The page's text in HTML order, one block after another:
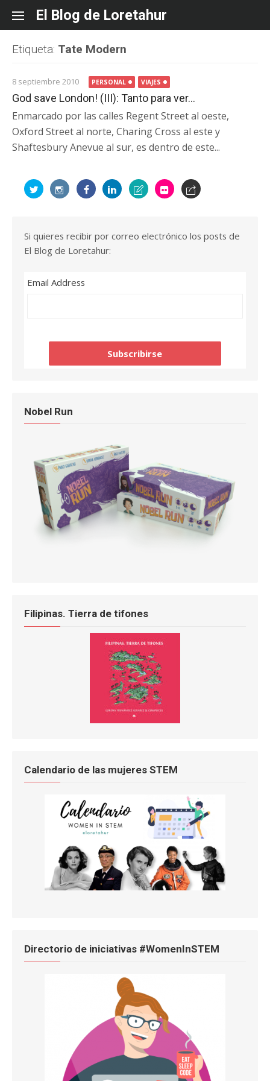
content
El Blog de Loretahur
Etiqueta: Tate Modern
8 septiembre 2010 PERSONAL VIAJES
God save London! (III): Tanto para ver…
Enmarcado por las calles Regent Street al oeste,
Oxford Street al norte, Charing Cross al este y
Shaftesbury Anevue al sur, es dentro de este...
Si quieres recibir por correo electrónico los posts de
El Blog de Loretahur:
Email Address
Nobel Run
Filipinas. Tierra de tifones
Calendario de las mujeres STEM
Directorio de iniciativas #WomenInSTEM